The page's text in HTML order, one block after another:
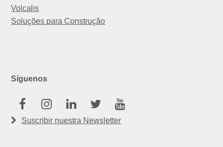
Volcalis
Soluções para Construção
Síguenos
FacebookInstagram
LinkedinTwitter
Suscribir nuestra Newsletter